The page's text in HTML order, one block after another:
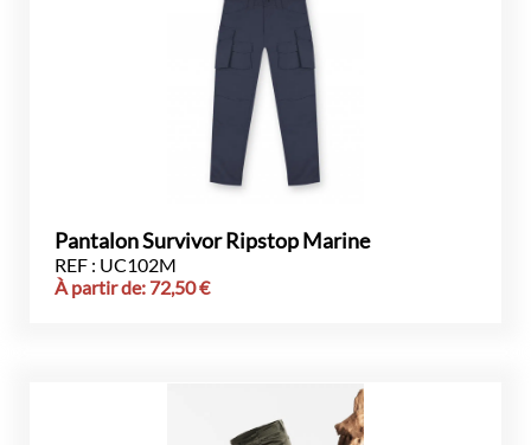
Pantalon Survivor Ripstop Marine
REF : UC102M
À partir de: 72,50€